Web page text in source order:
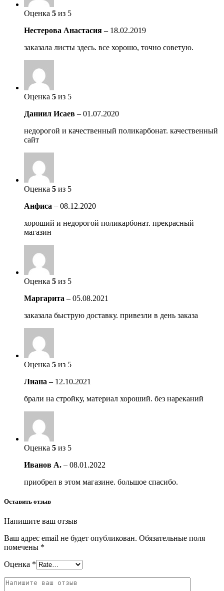
Оценка 5 из 5
Нестерова Анастасия – 18.02.2019
заказала листы здесь. все хорошо, точно советую.
Оценка 5 из 5
Даниил Исаев – 01.07.2020
недорогой и качественный поликарбонат. качественный
сайт
Оценка 5 из 5
Анфиса – 08.12.2020
хороший и недорогой поликарбонат. прекрасный
магазин
Оценка 5 из 5
Маргарита – 05.08.2021
заказала быструю доставку. привезли в день заказа
Оценка 5 из 5
Лиана – 12.10.2021
брали на стройку, материал хороший. без нареканий
Оценка 5 из 5
Иванов А. – 08.01.2022
приобрел в этом магазине. большое спасибо.
Оставить отзыв
Напишите ваш отзыв
Ваш адрес email не будет опубликован. Обязательные поля
помечены *
Оценка *